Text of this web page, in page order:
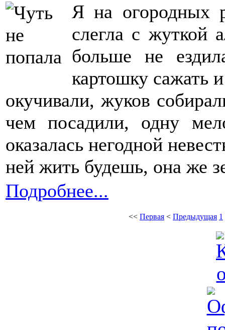
Я на огородных
слегла с жуткой
больше не
картошку сажать
окучивали, жуков
чем посадили, одну
оказалась негодной
ней жить будешь, она же
Подробнее...
<< Первая < Предыдущая 1